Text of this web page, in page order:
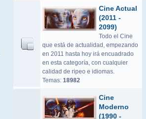
Cine Actual
(2011 -
2099)
Todo el Cine
que está de actualidad, empezando
en 2011 hasta hoy irá encuadrado
en esta categoría, con cualquier
calidad de ripeo e idiomas.
Temas: 18982
Cine
Moderno
(1990 -